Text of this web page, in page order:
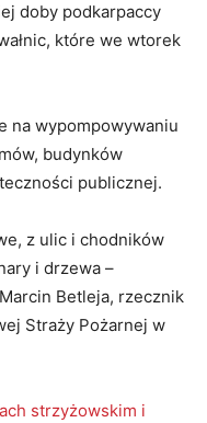
doby podkarpaccy
które we wtorek
na wypompowywaniu
budynków
publicznej.
z ulic i chodników
i drzewa –
Betleja, rzecznik
Straży Pożarnej w
strzyżowskim i